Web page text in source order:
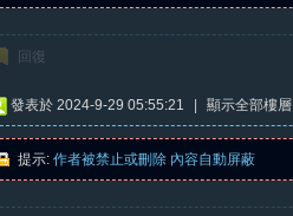
回復
發表於 2024-9-29 05:55:21 顯示全部樓層
提示: 作者被禁止或刪除 內容自動屏蔽